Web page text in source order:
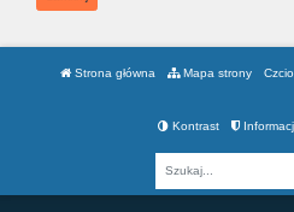
Strona główna Mapa strony
Kontrast